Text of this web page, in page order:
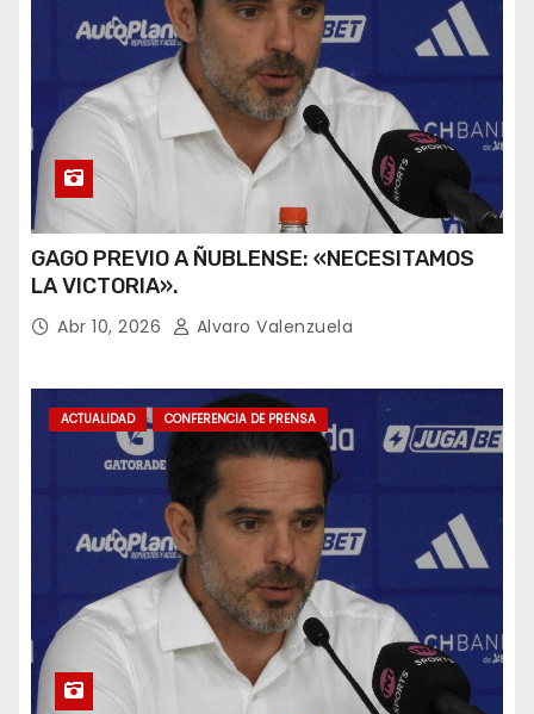
GAGO PREVIO A ÑUBLENSE: «NECESITAMOS
LA VICTORIA».
Abr 10, 2026 Alvaro Valenzuela
ACTUALIDAD CONFERENCIA DE PRENSA